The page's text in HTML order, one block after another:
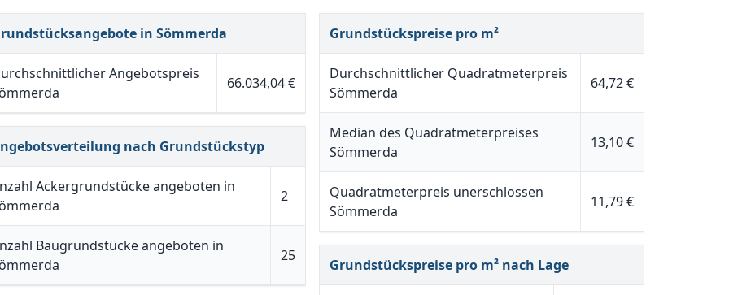
in Sömmerda
Angebotspreis
66.034,04 €
nach Grundstückstyp
Ackergrundstücke angeboten in
2
Baugrundstücke angeboten in
25
Grundstückspreise pro m²
Durchschnittlicher Quadratmeterpreis
Sömmerda
64,72 €
Median des Quadratmeterpreises
Sömmerda
13,10 €
Quadratmeterpreis unerschlossen
Sömmerda
11,79 €
Grundstückspreise pro m² nach Lage